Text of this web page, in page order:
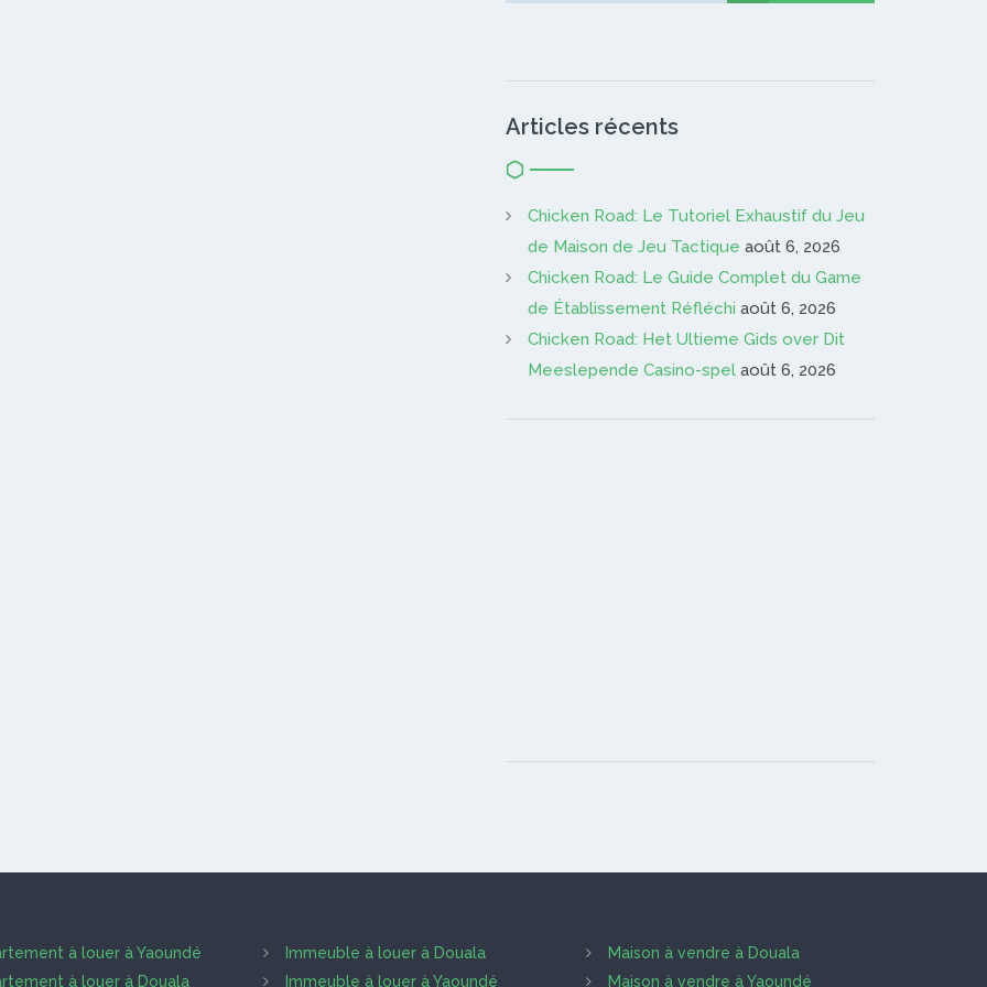
Articles récents
Chicken Road: Le Tutoriel Exhaustif du Jeu
de Maison de Jeu Tactique août 6, 2026
Chicken Road: Le Guide Complet du Game
de Établissement Réfléchi août 6, 2026
Chicken Road: Het Ultieme Gids over Dit
Meeslepende Casino-spel août 6, 2026
à louer à Yaoundé
à louer à Douala
Immeuble à louer à Douala
Immeuble à louer à Yaoundé
Maison à vendre à Douala
Maison à vendre à Yaoundé